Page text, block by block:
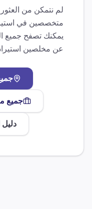
لم نتمكن من
متخصصين في
يمكنك تصفح جميع
عن مخلصين
جميع